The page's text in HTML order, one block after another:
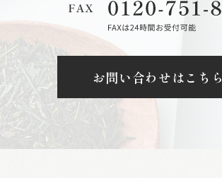
お問い合わせはこちら